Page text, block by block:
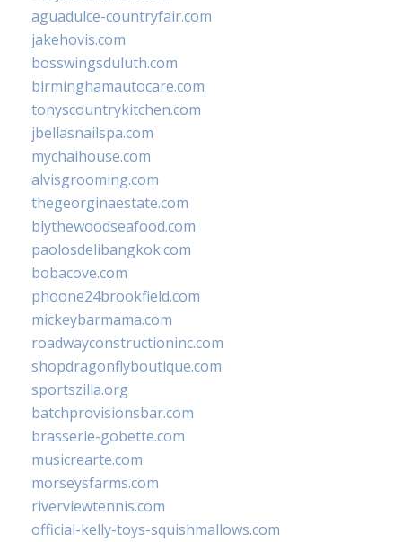
aguadulce-countryfair.com
jakehovis.com
bosswingsduluth.com
birminghamautocare.com
tonyscountrykitchen.com
jbellasnailspa.com
mychaihouse.com
alvisgrooming.com
thegeorginaestate.com
blythewoodseafood.com
paolosdelibangkok.com
bobacove.com
phoone24brookfield.com
mickeybarmama.com
roadwayconstructioninc.com
shopdragonflyboutique.com
sportszilla.org
batchprovisionsbar.com
brasserie-gobette.com
musicrearte.com
morseysfarms.com
riverviewtennis.com
official-kelly-toys-squishmallows.com